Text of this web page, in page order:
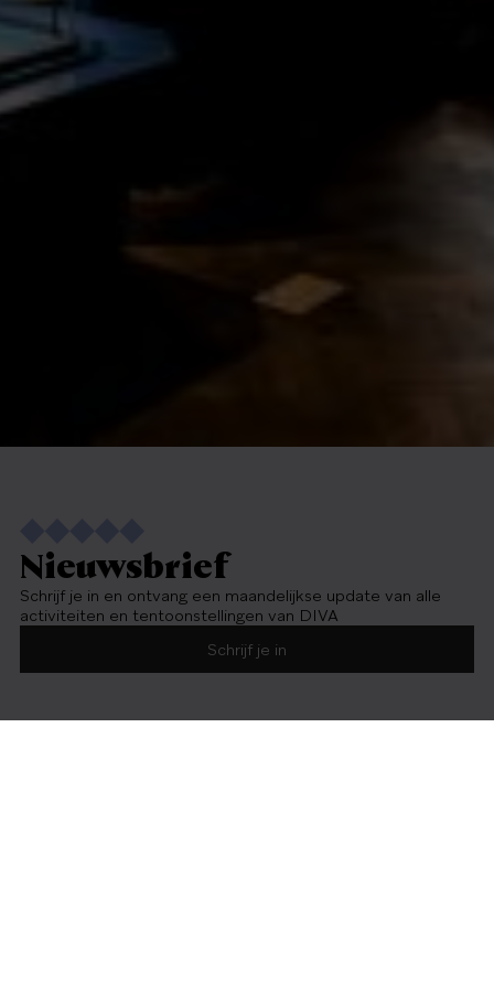
Nieuwsbrief
Schrijf je in en ontvang een maandelijkse update van alle
activiteiten en tentoonstellingen van DIVA
Schrijf je in